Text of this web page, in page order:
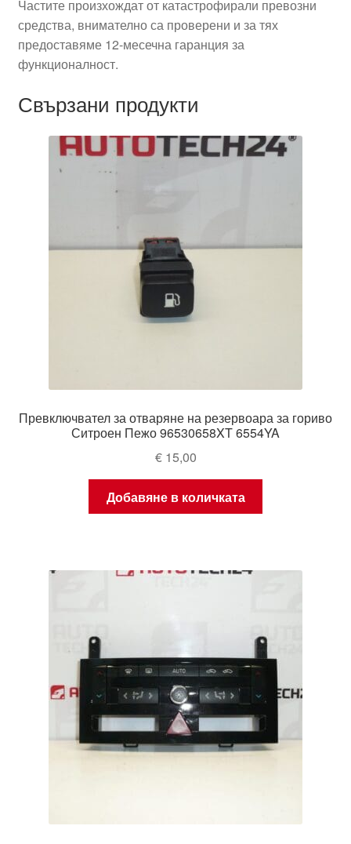
Частите произхождат от катастрофирали превозни
средства, внимателно са проверени и за тях
предоставяме 12-месечна гаранция за
функционалност.
Свързани продукти
Превключвател за отваряне на резервоара за гориво
Ситроен Пежо 96530658XT 6554YA
€15,00
Добавяне в количката